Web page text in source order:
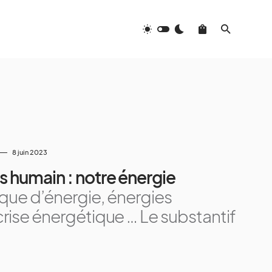
8 juin 2023
humain : notre énergie
d’énergie, énergies
énergétique … Le substantif